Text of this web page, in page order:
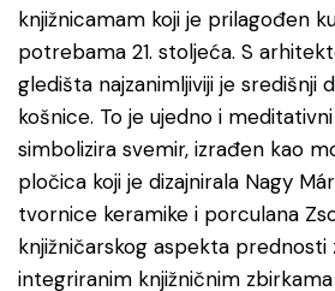
knjižnicamam koji je prilagođen
potrebama 21. stoljeća. S
gledišta najzanimljiviji je središnji
košnice. To je ujedno i
simbolizira svemir, izrađen kao
pločica koji je dizajnirala Nagy
tvornice keramike i porculana
knjižničarskog aspekta prednosti
integriranim knjižničnim